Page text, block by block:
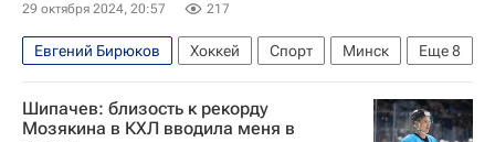
29 октября 2024, 20:57 217
Еще8
Евгений Бирюков Хоккей Спорт
Минск
Пхенчхан
Пекин
Сергей Мозякин
Вадим Шипачев
ХК Динамо (Москва)
Шипачев: близость к рекорду
Мозякина в КХЛ вводила меня в